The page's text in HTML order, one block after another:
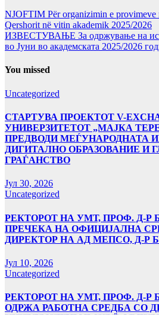
NJOFTIM Për organizimin e provimeve
Qershorit në vitin akademik 2025/2026
ИЗВЕСТУВАЊЕ За одржување на
во Јуни во академската 2025/2026
You missed
Uncategorized
СТАРТУВА ПРОЕКТОТ V-
УНИВЕРЗИТЕТОТ „МАЈКА
ПРЕДВОДИ МЕЃУНАРОДНАТА
ДИГИТАЛНО ОБРАЗОВАНИЕ И
ГРАЃАНСТВО
Јул 30, 2026
Uncategorized
РЕКТОРОТ НА УМТ, ПРОФ. Д-Р
ПРЕЧЕКА НА ОФИЦИЈАЛНА
ДИРЕКТОР НА АД МЕПСО, Д-Р
Јул 10, 2026
Uncategorized
РЕКТОРОТ НА УМТ, ПРОФ. Д-Р
ОДРЖА РАБОТНА СРЕДБА СО